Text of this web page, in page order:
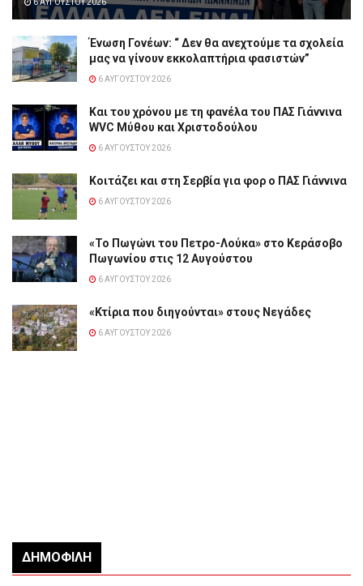
6 ΑΥΓΟΎΣΤΟΥ 2026
Ένωση Γονέων: “ Δεν θα ανεχτούμε τα σχολεία
μας να γίνουν εκκολαπτήρια φασιστών”
6 ΑΥΓΟΎΣΤΟΥ 2026
Και του χρόνου με τη φανέλα του ΠΑΣ Γιάννινα
WVC Μύθου και Χριστοδούλου
6 ΑΥΓΟΎΣΤΟΥ 2026
Κοιτάζει και στη Σερβία για φορ ο ΠΑΣ Γιάννινα
6 ΑΥΓΟΎΣΤΟΥ 2026
«Το Πωγώνι του Πετρο-Λούκα» στο Κεράσοβο
Πωγωνίου στις 12 Αυγούστου
6 ΑΥΓΟΎΣΤΟΥ 2026
«Κτίρια που διηγούνται» στους Νεγάδες
6 ΑΥΓΟΎΣΤΟΥ 2026
ΔΗΜΟΦΙΛΉ